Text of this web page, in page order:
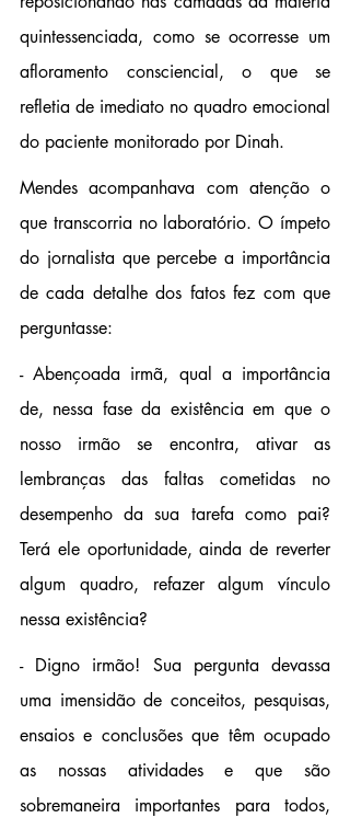
quintessenciada, como se ocorresse um
afloramento consciencial, o que se
refletia de imediato no quadro emocional
do paciente monitorado por Dinah.
Mendes acompanhava com atenção o
que transcorria no laboratório. O ímpeto
do jornalista que percebe a importância
de cada detalhe dos fatos fez com que
perguntasse:
- Abençoada irmã, qual a importância
de, nessa fase da existência em que o
nosso irmão se encontra, ativar as
lembranças das faltas cometidas no
desempenho da sua tarefa como pai?
Terá ele oportunidade, ainda de reverter
algum quadro, refazer algum vínculo
nessa existência?
- Digno irmão! Sua pergunta devassa
uma imensidão de conceitos, pesquisas,
ensaios e conclusões que têm ocupado
as nossas atividades e que são
sobremaneira importantes para todos,